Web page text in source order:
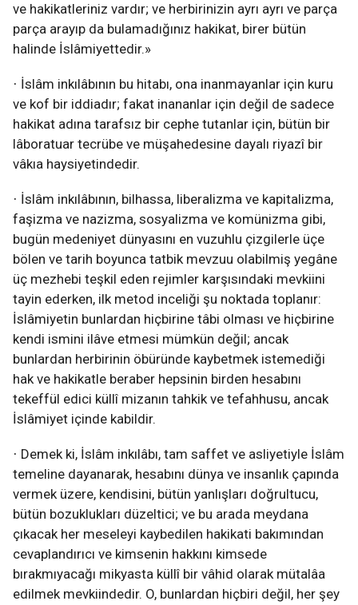
ve hakikatleriniz vardır; ve herbirinizin ayrı ayrı ve parça
parça arayıp da bulamadığınız hakikat, birer bütün
halinde İslâmiyettedir.»
· İslâm inkılâbının bu hitabı, ona inanmayanlar için kuru
ve kof bir iddiadır; fakat inananlar için değil de sadece
hakikat adına tarafsız bir cephe tutanlar için, bütün bir
lâboratuar tecrübe ve müşahedesine dayalı riyazî bir
vâkıa haysiyetindedir.
· İslâm inkılâbının, bilhassa, liberalizma ve kapitalizma,
faşizma ve nazizma, sosyalizma ve komünizma gibi,
bugün medeniyet dünyasını en vuzuhlu çizgilerle üçe
bölen ve tarih boyunca tatbik mevzuu olabilmiş yegâne
üç mezhebi teşkil eden rejimler karşısındaki mevkiini
tayin ederken, ilk metod inceliği şu noktada toplanır:
İslâmiyetin bunlardan hiçbirine tâbi olması ve hiçbirine
kendi ismini ilâve etmesi mümkün değil; ancak
bunlardan herbirinin öbüründe kaybetmek istemediği
hak ve hakikatle beraber hepsinin birden hesabını
tekeffül edici küllî mizanın tahkik ve tefahhusu, ancak
İslâmiyet içinde kabildir.
· Demek ki, İslâm inkılâbı, tam saffet ve asliyetiyle İslâm
temeline dayanarak, hesabını dünya ve insanlık çapında
vermek üzere, kendisini, bütün yanlışları doğrultucu,
bütün bozuklukları düzeltici; ve bu arada meydana
çıkacak her meseleyi kaybedilen hakikati bakımından
cevaplandırıcı ve kimsenin hakkını kimsede
bırakmıyacağı mikyasta küllî bir vâhid olarak mütalâa
edilmek mevkiindedir. O, bunlardan hiçbiri değil, her şey